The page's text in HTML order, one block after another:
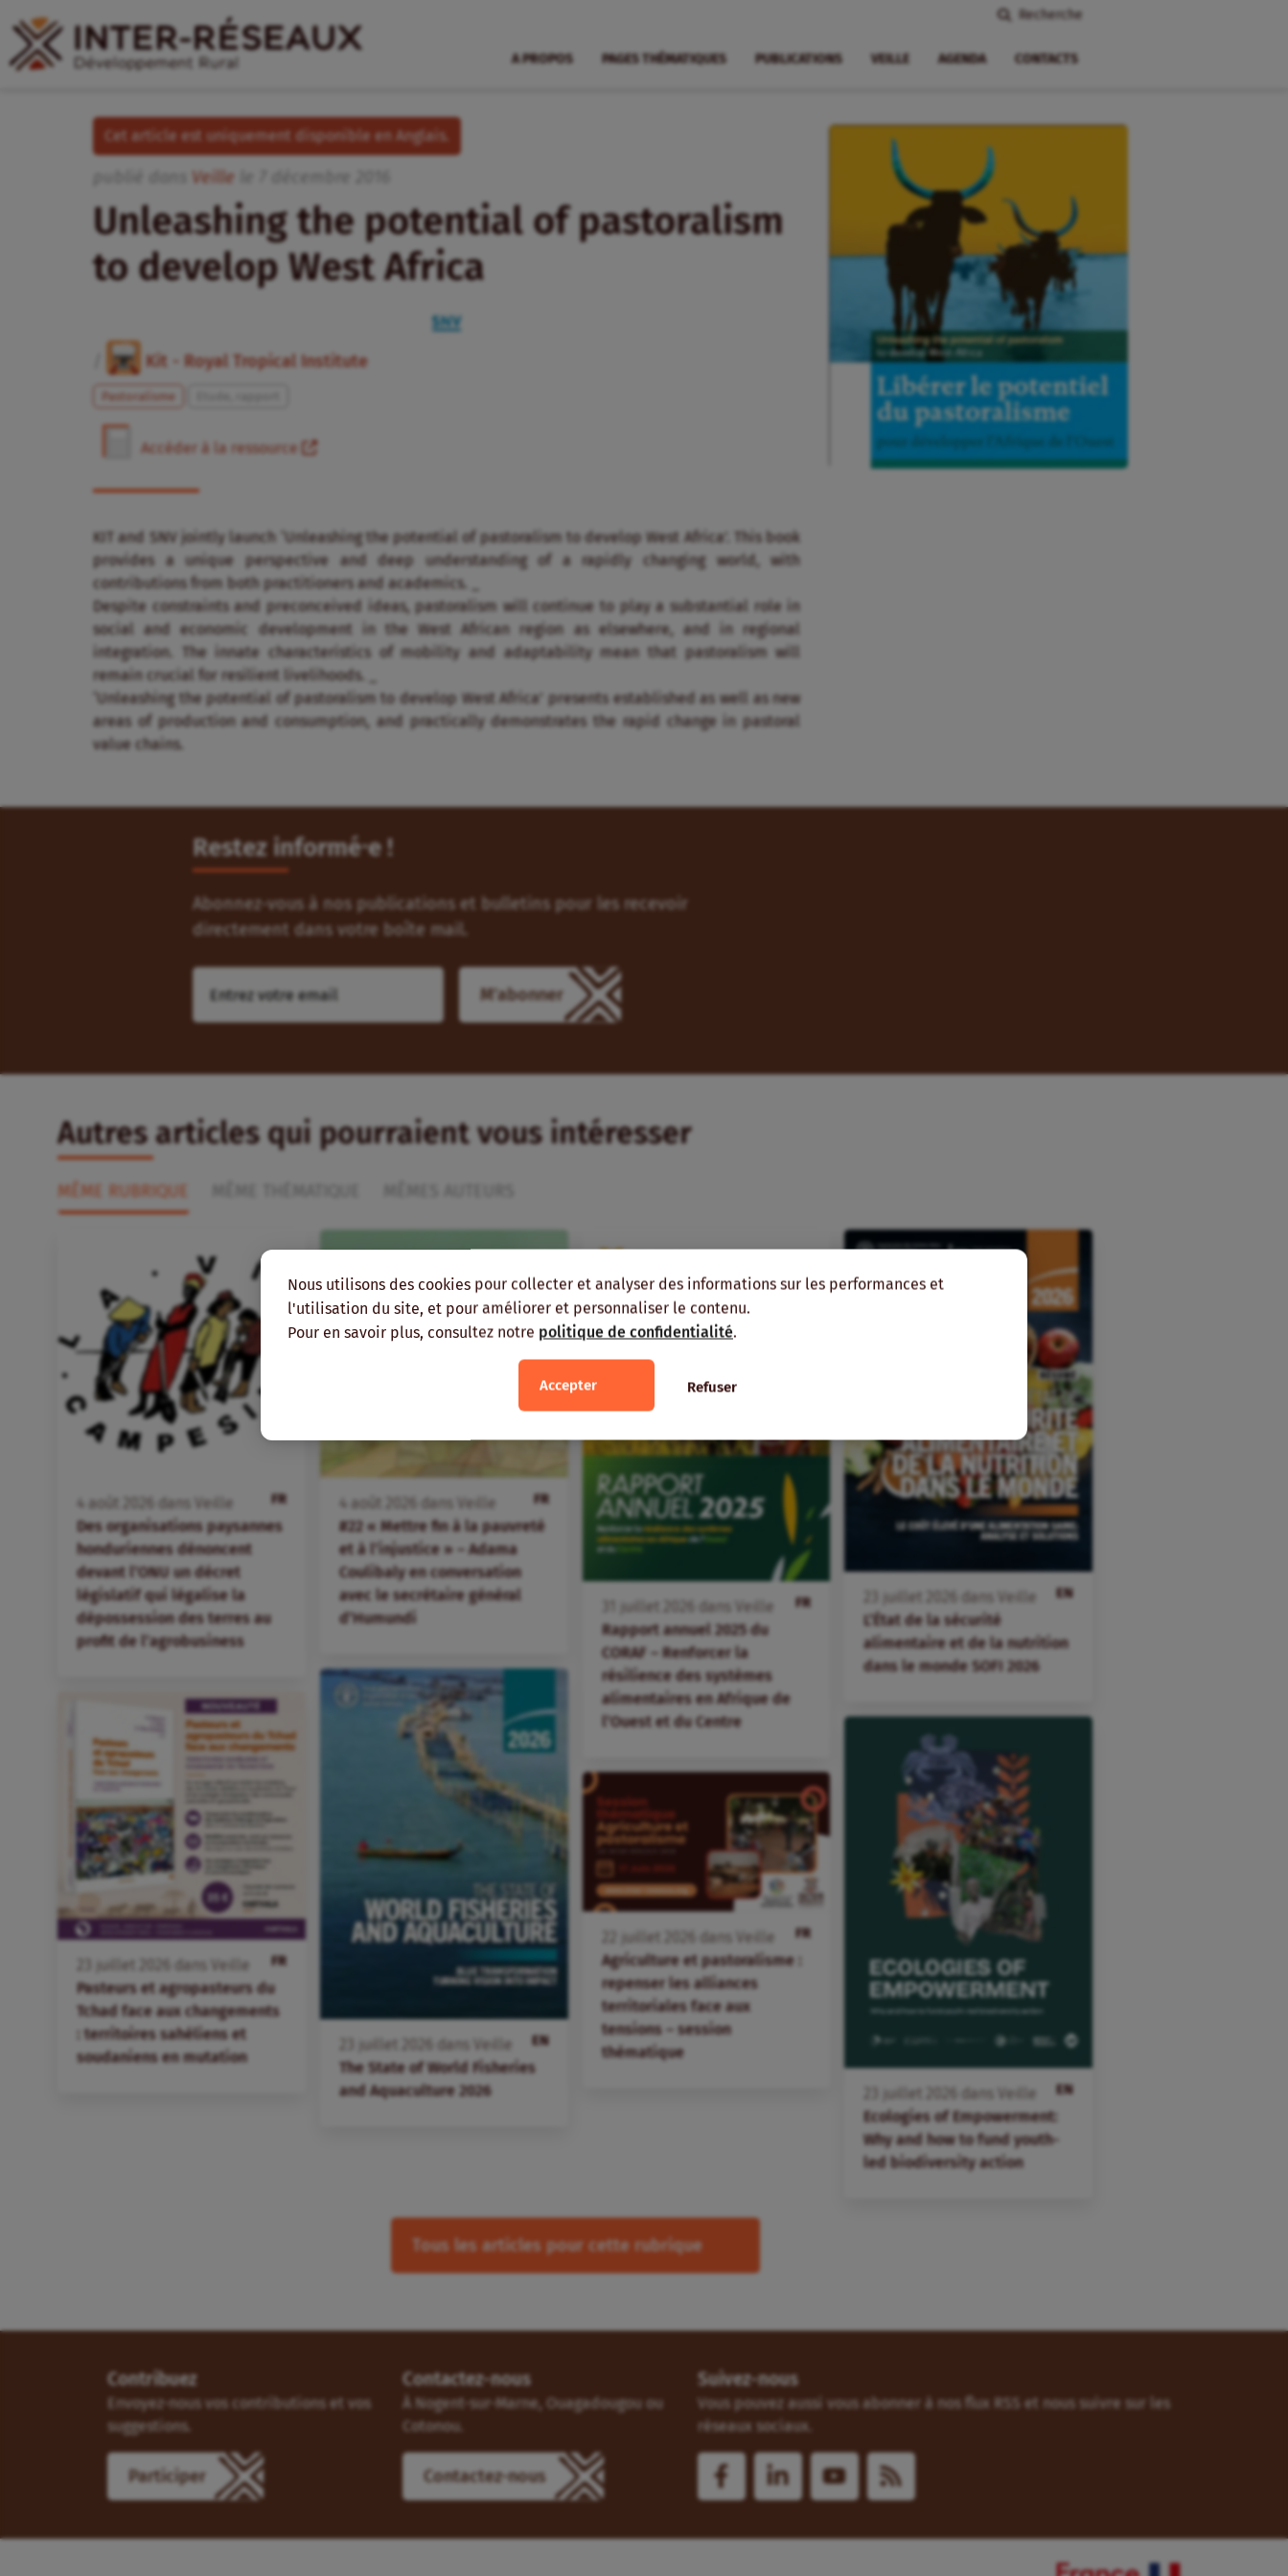
Nous utilisons des cookies pour collecter et analyser des informations sur les performances et
l'utilisation du site, et pour améliorer et personnaliser le contenu.
Pour en savoir plus, consultez notre politique de confidentialité.
Accepter Refuser
Recherche
A PROPOS PAGES THÉMATIQUES PUBLICATIONS VEILLE AGENDA CONTACTS
Cet article est uniquement disponible en Anglais.
Veille
Unleashing the potential of pastoralism
to develop West Africa
Kit - Royal Tropical Institute
Pastoralisme
Accéder à la ressource
KIT and SNV jointly launch ‘Unleashing the potential of pastoralism to develop West Africa’. This book
provides a unique perspective and deep understanding of a rapidly changing world, with
contributions from both practitioners and academics. _
Despite constraints and preconceived ideas, pastoralism will continue to play a substantial role in
social and economic development in the West African region as elsewhere, and in regional
integration. The innate characteristics of mobility and adaptability mean that pastoralism will
remain crucial for resilient livelihoods. _
‘Unleashing the potential of pastoralism to develop West Africa’ presents established as well as new
areas of production and consumption, and practically demonstrates the rapid change in pastoral
value chains.
Restez informé⸱e !
Abonnez-vous à nos publications et bulletins pour les recevoir
directement dans votre boîte mail.
Autres articles qui pourraient vous intéresser
MÊME RUBRIQUE
FR
4 août dans
Veille
Des organisations paysannes
honduriennes dénoncent
devant l’ONU un décret
législatif qui légalise la
dépossession des terres au
profit de l’agrobusiness
FR
4 août dans
Veille
#22 « Mettre fin à la pauvreté
et à l’injustice » – Adama
Coulibaly en conversation
avec le secrétaire général
d’Humundi
FR
juillet dans
Veille
Rapport annuel 2025 du
CORAF – Renforcer la
résilience des systèmes
alimentaires en Afrique de
l’Ouest et du Centre
EN
juillet dans
Veille
L’État de la sécurité
alimentaire et de la nutrition
dans le monde SOFI 2026
EN
juillet dans
Veille
The State of World Fisheries
and Aquaculture 2026
FR
juillet dans
Veille
Pasteurs et agropasteurs du
Tchad face aux changements
: territoires sahéliens et
soudaniens en mutation
EN
juillet dans
Veille
Ecologies of Empowerment:
Why and how to fund youth-
led biodiversity action
FR
juillet dans
Veille
Agriculture et pastoralisme :
repenser les alliances
territoriales face aux
tensions – session
thématique
Tous les articles pour cette rubrique
Contribuez
Envoyez-nous vos contributions et vos
suggestions.
Participer
Contactez-nous
À Nogent-sur-Marne, Ouagadougou ou
Cotonou.
Contactez-nous
Suivez-nous
Vous pouvez aussi vous abonner à nos flux RSS et nous suivre sur les
réseaux sociaux.